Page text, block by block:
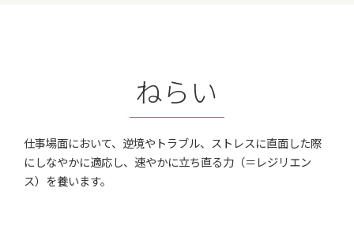
ねらい
仕事場面において、逆境やトラブル、ストレスに直面した際
にしなやかに適応し、速やかに立ち直る力（＝レジリエン
ス）を養います。